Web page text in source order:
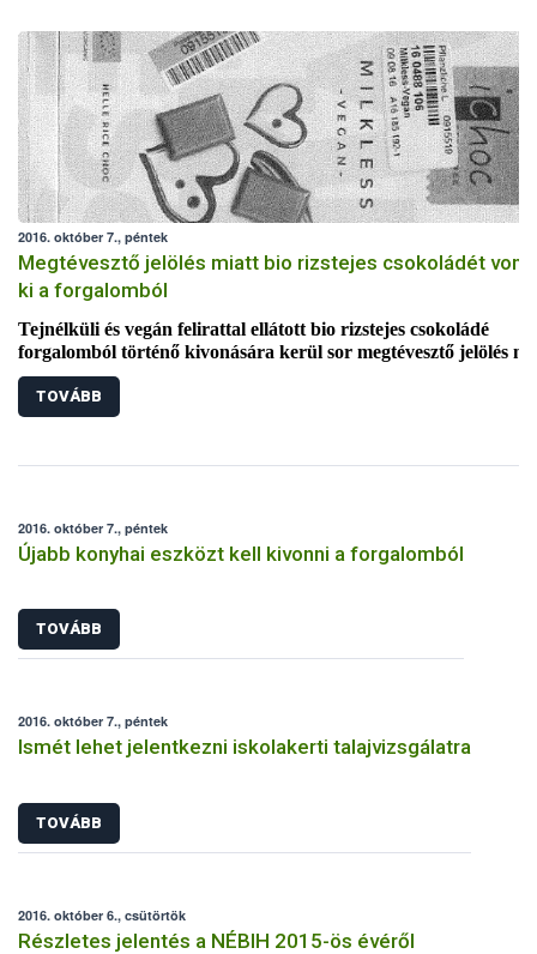
2016. október 7., péntek
Megtévesztő jelölés miatt bio rizstejes csokoládét
ki a forgalomból
Tejnélküli és vegán felirattal ellátott bio rizstejes csokoládé
forgalomból történő kivonására kerül sor megtévesztő jelölés
A gyártó a hátoldali címkén ugyan feltüntette, hogy a termék
nyomokban tejet tartalmazhat, a főoldali felirat alapján
vásárlók könnyen tejmentesnek tarthatják azt. A csokoládé
TOVÁBB
2016. október 7., péntek
Újabb konyhai eszközt kell kivonni a forgalomból
TOVÁBB
2016. október 7., péntek
Ismét lehet jelentkezni iskolakerti talajvizsgálatra
TOVÁBB
2016. október 6., csütörtök
Részletes jelentés a NÉBIH 2015-ös évéről